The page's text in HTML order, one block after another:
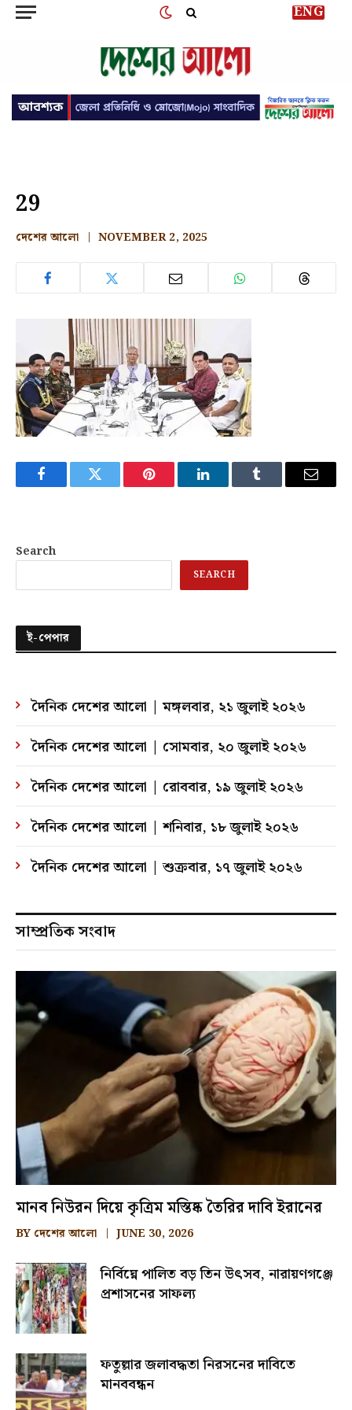
ENG
29
দেশের আলো NOVEMBER 2, 2025
FacebookTwitter Pinterest LinkedInTumblr Email
Search
SEARCH
ই-পেপার
দৈনিক দেশের আলো | মঙ্গলবার, ২১ জুলাই ২০২৬
দৈনিক দেশের আলো | সোমবার, ২০ জুলাই ২০২৬
দৈনিক দেশের আলো | রোববার, ১৯ জুলাই ২০২৬
দৈনিক দেশের আলো | শনিবার, ১৮ জুলাই ২০২৬
দৈনিক দেশের আলো | শুক্রবার, ১৭ জুলাই ২০২৬
সাম্প্রতিক সংবাদ
মানব নিউরন দিয়ে কৃত্রিম মস্তিষ্ক তৈরির দাবি ইরানের
BY দেশের আলো JUNE 30, 2026
নির্বিঘ্নে পালিত বড় তিন উৎসব, নারায়ণগঞ্জে
প্রশাসনের সাফল্য
ফতুল্লার জলাবদ্ধতা নিরসনের দাবিতে
মানববন্ধন